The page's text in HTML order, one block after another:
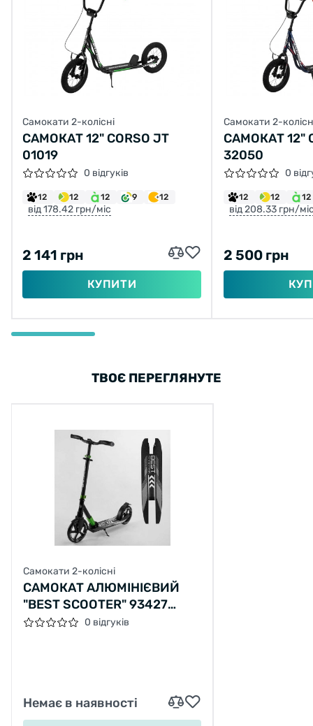
Самокати 2-колісні
САМОКАТ 12" CORSO JT
01019
0 відгуків
12 12 12 9 12
від 178.42 грн/міс
2 141 грн
КУПИТИ
Самокати 2-
САМОКАТ 12"
32050
0
12 12 12
від 208.33 грн/
2 500 грн
ТВОЄ ПЕРЕГЛЯНУТЕ
Самокати 2-колісні
САМОКАТ АЛЮМІНІЄВИЙ
"BEST SCOOTER" 93427
КОЛЕСА PU 230/215ММ
0 відгуків
Немає в наявності